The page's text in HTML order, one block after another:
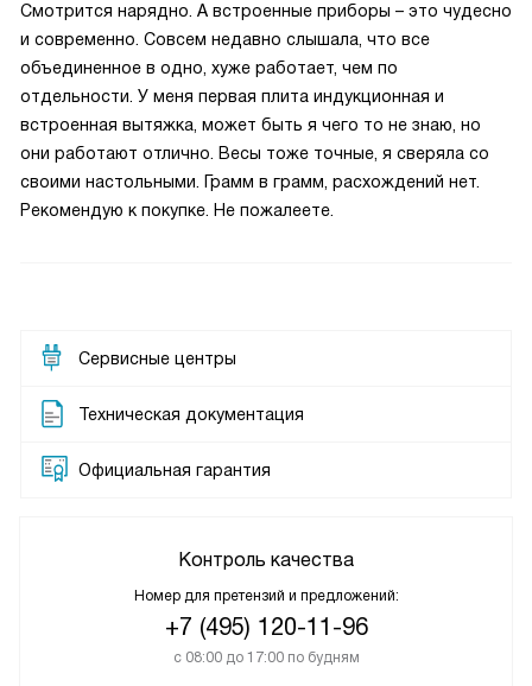
Смотрится нарядно. А встроенные приборы – это чудесно
и современно. Совсем недавно слышала, что все
объединенное в одно, хуже работает, чем по
отдельности. У меня первая плита индукционная и
встроенная вытяжка, может быть я чего то не знаю, но
они работают отлично. Весы тоже точные, я сверяла со
своими настольными. Грамм в грамм, расхождений нет.
Рекомендую к покупке. Не пожалеете.
Сервисные центры
Техническая документация
Официальная гарантия
Контроль качества
Номер для претензий и предложений:
+7 (495) 120-11-96
с 08:00 до 17:00 по будням